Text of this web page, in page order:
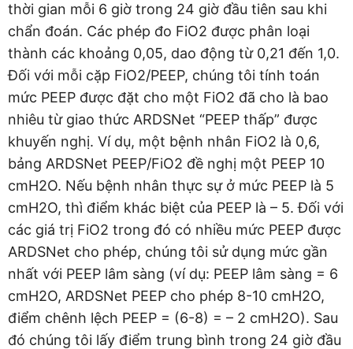
thời gian mỗi 6 giờ trong 24 giờ đầu tiên sau khi
chẩn đoán. Các phép đo FiO2 được phân loại
thành các khoảng 0,05, dao động từ 0,21 đến 1,0.
Đối với mỗi cặp FiO2/PEEP, chúng tôi tính toán
mức PEEP được đặt cho một FiO2 đã cho là bao
nhiêu từ giao thức ARDSNet “PEEP thấp” được
khuyến nghị. Ví dụ, một bệnh nhân FiO2 là 0,6,
bảng ARDSNet PEEP/FiO2 đề nghị một PEEP 10
cmH2O. Nếu bệnh nhân thực sự ở mức PEEP là 5
cmH2O, thì điểm khác biệt của PEEP là – 5. Đối với
các giá trị FiO2 trong đó có nhiều mức PEEP được
ARDSNet cho phép, chúng tôi sử dụng mức gần
nhất với PEEP lâm sàng (ví dụ: PEEP lâm sàng = 6
cmH2O, ARDSNet PEEP cho phép 8-10 cmH2O,
điểm chênh lệch PEEP = (6-8) = – 2 cmH2O). Sau
đó chúng tôi lấy điểm trung bình trong 24 giờ đầu